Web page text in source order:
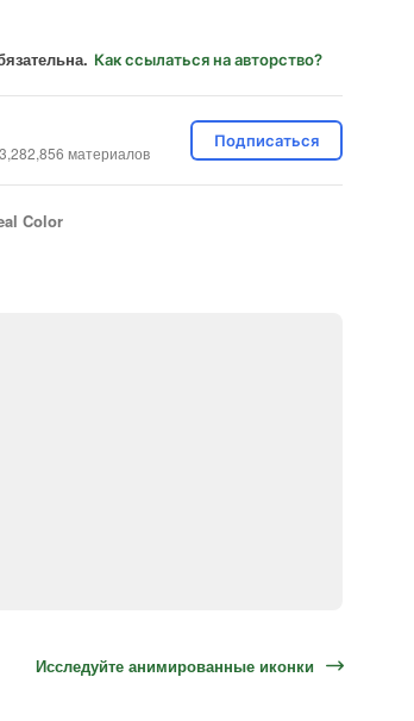
Как ссылаться на авторство?
материалов
Подписаться
Color
Исследуйте анимированные иконки